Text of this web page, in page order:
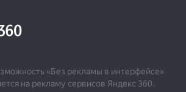
«Без рекламы в интерфейсе»
на рекламу сервисов Яндекс 360.